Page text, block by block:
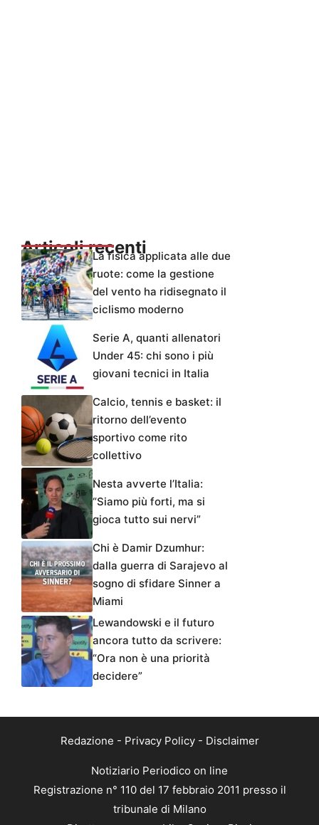
Articoli recentiLa fisica applicata alle due
ruote: come la gestione
del vento ha ridisegnato il
ciclismo moderno
Serie A, quanti allenatori
Under 45: chi sono i più
giovani tecnici in Italia
Calcio, tennis e basket: il
ritorno dell’evento
sportivo come rito
collettivo
Nesta avverte l’Italia:
“Siamo più forti, ma si
gioca tutto sui nervi”
Chi è Damir Dzumhur:
dalla guerra di Sarajevo al
sogno di sfidare Sinner a
Miami
Lewandowski e il futuro
ancora tutto da scrivere:
“Ora non è una priorità
decidere”
Redazione - Privacy Policy- Disclaimer
Notiziario Periodico on line
Registrazione n° 110 del 17 febbraio 2011 presso il
tribunale di Milano